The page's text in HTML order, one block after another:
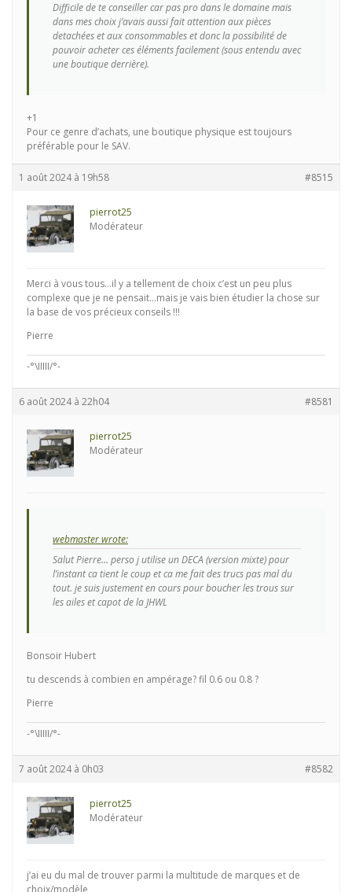
Difficile de te conseiller car pas pro dans le domaine mais
dans mes choix j’avais aussi fait attention aux pièces
detachées et aux consommables et donc la possibilité de
pouvoir acheter ces éléments facilement (sous entendu avec
une boutique derrière).
+1
Pour ce genre d’achats, une boutique physique est toujours
préférable pour le SAV.
1 août 2024 à 19h58 #8515
pierrot25
Modérateur
Merci à vous tous…il y a tellement de choix c’est un peu plus
complexe que je ne pensait…mais je vais bien étudier la chose sur
la base de vos précieux conseils !!!
Pierre
-°\IIIII/°-
6 août 2024 à 22h04 #8581
pierrot25
Modérateur
webmaster wrote:
Salut Pierre… perso j utilise un DECA (version mixte) pour
l’instant ca tient le coup et ca me fait des trucs pas mal du
tout. je suis justement en cours pour boucher les trous sur
les ailes et capot de la JHWL
Bonsoir Hubert
tu descends à combien en ampérage? fil 0.6 ou 0.8 ?
Pierre
-°\IIIII/°-
7 août 2024 à 0h03 #8582
pierrot25
Modérateur
j’ai eu du mal de trouver parmi la multitude de marques et de
choix/modèle